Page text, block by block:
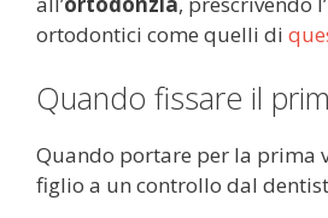
ortodontici come quelli di
Quando fissare il
Quando portare per la prima
figlio a un controllo dal